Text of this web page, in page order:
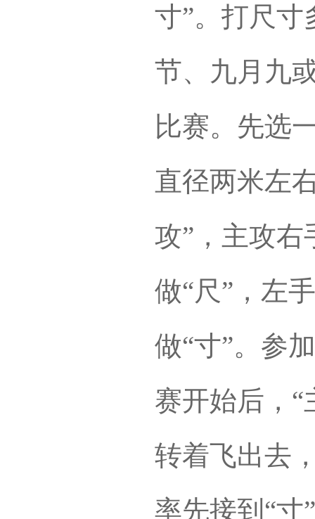
寸”。打尺
节、九月九
比赛。先选
直径两米左
攻”，主攻
做“尺”，左
做“寸”。参
赛开始后，“
转着飞出去
率先接到“寸